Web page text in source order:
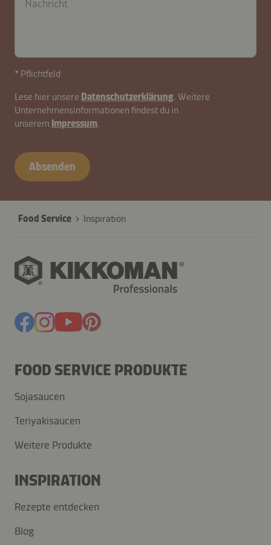
* Pflichtfeld
Lese hier unsere Datenschutzerklärung. Weitere
Unternehmensinformationen findest du in
unserem Impressum.
Absenden
Food Service Inspiration
FOOD SERVICE PRODUKTE
Sojasaucen
Teriyakisaucen
Weitere Produkte
INSPIRATION
Rezepte entdecken
Blog